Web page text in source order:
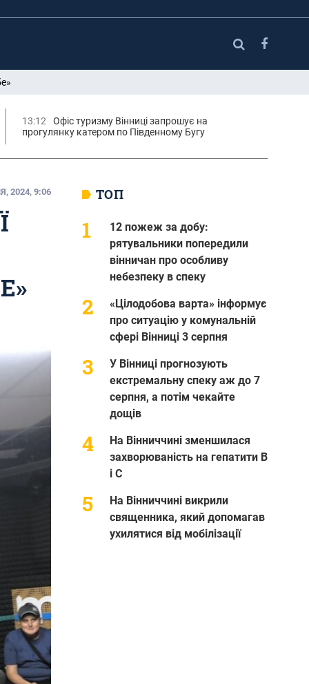
13:12
Офіс туризму Вінниці запрошує на
прогулянку катером по Південному Бугу
2024, 9:06 ТОП
12 пожеж за добу:
рятувальники попередили
вінничан про особливу
небезпеку в спеку
«Цілодобова варта» інформує
про ситуацію у комунальній
сфері Вінниці 3 серпня
У Вінниці прогнозують
екстремальну спеку аж до 7
серпня, а потім чекайте
дощів
На Вінниччині зменшилася
захворюваність на гепатити В
і С
На Вінниччині викрили
священника, який допомагав
ухилятися від мобілізації